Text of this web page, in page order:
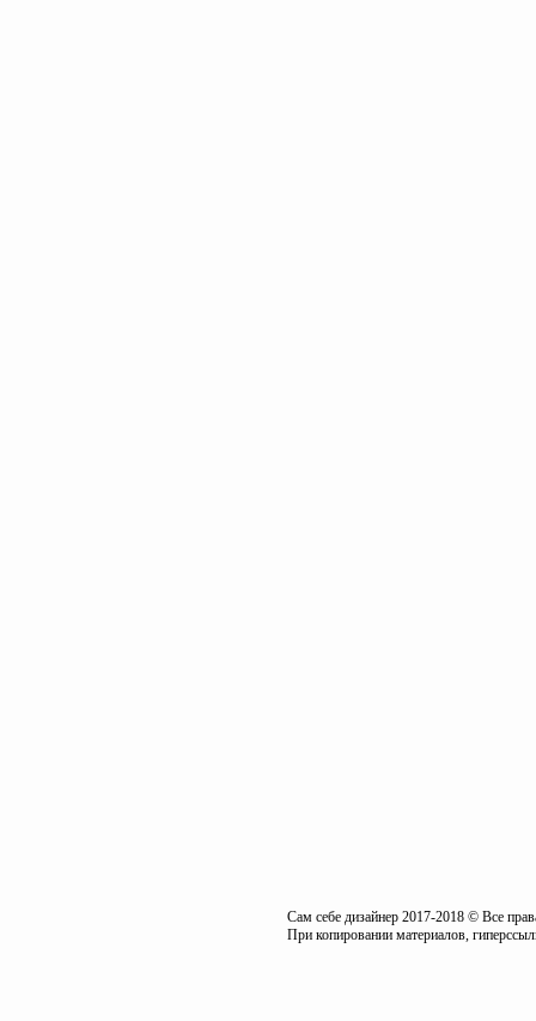
Сам себе дизайнер 2017-2018 © Все
При копировании материалов,